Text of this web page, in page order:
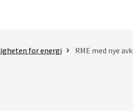
for energi RME med nye